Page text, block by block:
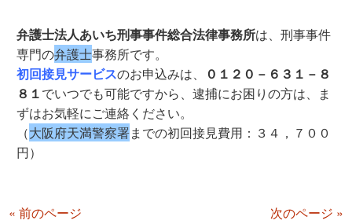
弁護士法人あいち刑事事件総合法律事務所は、刑事事件
専門の弁護士事務所です。
初回接見サービスのお申込みは、
０１２０－６３１－８
８１でいつでも可能ですから、逮捕にお困りの方は、ま
ずはお気軽にご連絡ください。
（大阪府天満警察署までの初回接見費用：３４，７００
円）
« 前のページ 次のページ »